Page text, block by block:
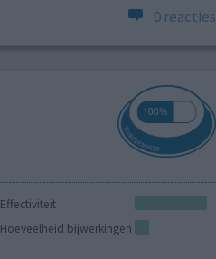
0 reacties
Effectiviteit
Hoeveelheid bijwerkingen